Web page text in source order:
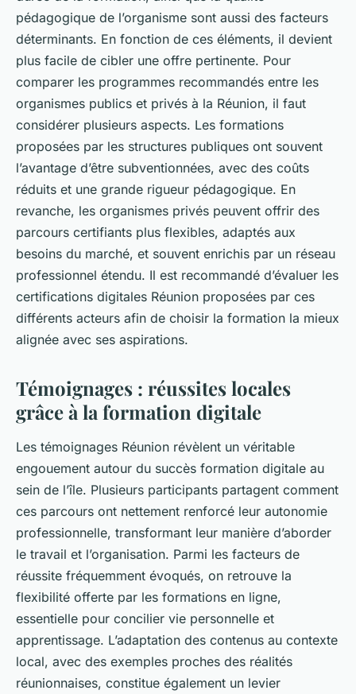
pédagogique de l’organisme sont aussi des facteurs
déterminants. En fonction de ces éléments, il devient
plus facile de cibler une offre pertinente. Pour
comparer les programmes recommandés entre les
organismes publics et privés à la Réunion, il faut
considérer plusieurs aspects. Les formations
proposées par les structures publiques ont souvent
l’avantage d’être subventionnées, avec des coûts
réduits et une grande rigueur pédagogique. En
revanche, les organismes privés peuvent offrir des
parcours certifiants plus flexibles, adaptés aux
besoins du marché, et souvent enrichis par un réseau
professionnel étendu. Il est recommandé d’évaluer les
certifications digitales Réunion proposées par ces
différents acteurs afin de choisir la formation la mieux
alignée avec ses aspirations.
Témoignages : réussites locales
grâce à la formation digitale
Les témoignages Réunion révèlent un véritable
engouement autour du succès formation digitale au
sein de l’île. Plusieurs participants partagent comment
ces parcours ont nettement renforcé leur autonomie
professionnelle, transformant leur manière d’aborder
le travail et l’organisation. Parmi les facteurs de
réussite fréquemment évoqués, on retrouve la
flexibilité offerte par les formations en ligne,
essentielle pour concilier vie personnelle et
apprentissage. L’adaptation des contenus au contexte
local, avec des exemples proches des réalités
réunionnaises, constitue également un levier